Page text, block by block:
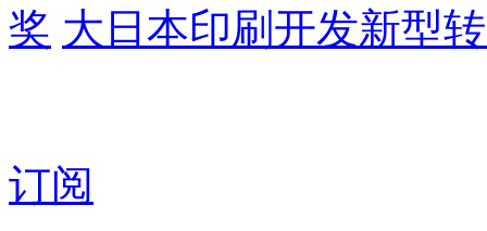
奖 大日本印刷开发新型
订阅